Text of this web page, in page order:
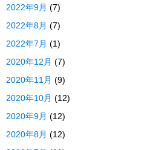
2022年9月 (7)
2022年8月 (7)
2022年7月 (1)
2020年12月 (7)
2020年11月 (9)
2020年10月 (12)
2020年9月 (12)
2020年8月 (12)